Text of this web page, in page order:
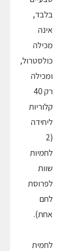
בלבד,
אינה
מכילה
כולסטרול,
ומכילה
רק 40
קלוריות
ליחידה
(2
לחמיות
שוות
לפרוסת
לחם
אחת).
לחמית